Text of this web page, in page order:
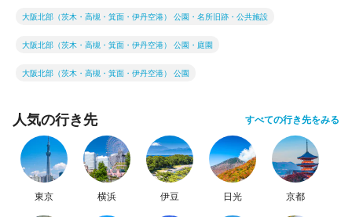
大阪北部（茨木・高槻・箕面・伊丹空港） 公園・名所旧跡・公共施設
大阪北部（茨木・高槻・箕面・伊丹空港） 公園・庭園
大阪北部（茨木・高槻・箕面・伊丹空港） 公園
人気の行き先 すべての行き先をみる
東京 横浜 伊豆 日光 京都